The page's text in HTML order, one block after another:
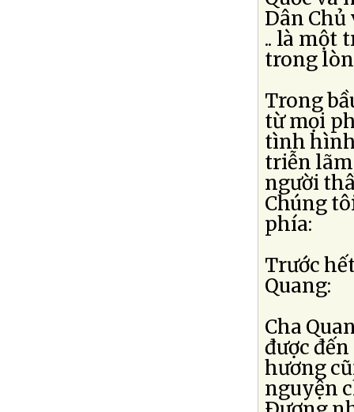
Dân
.. là một
trong
Trong
từ mọi
tình
triễn
người
Chúng
phía:
Trước
Quang:
Cha
được
hương
nguyện